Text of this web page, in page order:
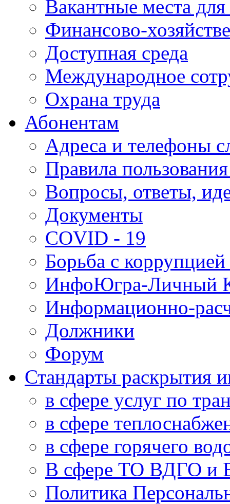
Вакантные места
Финансово-
Доступная среда
Международное
Охрана труда
Абонентам
Адреса и телефоны
Правила
Вопросы, ответы,
Документы
COVID - 19
Борьба с
ИнфоЮгра-Личный
Информационно-
Должники
Форум
Стандарты раскрытия
в сфере услуг по
в сфере
в сфере горячего
В сфере ТО ВДГО и
Политика